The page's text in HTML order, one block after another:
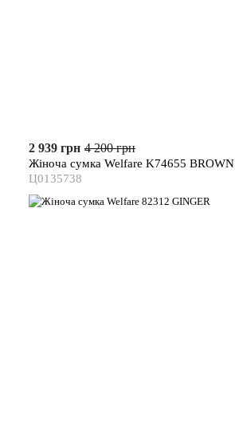
2 939 грн 4 200 грн
Жіноча сумка Welfare K74655 BROWN
Ц0135738